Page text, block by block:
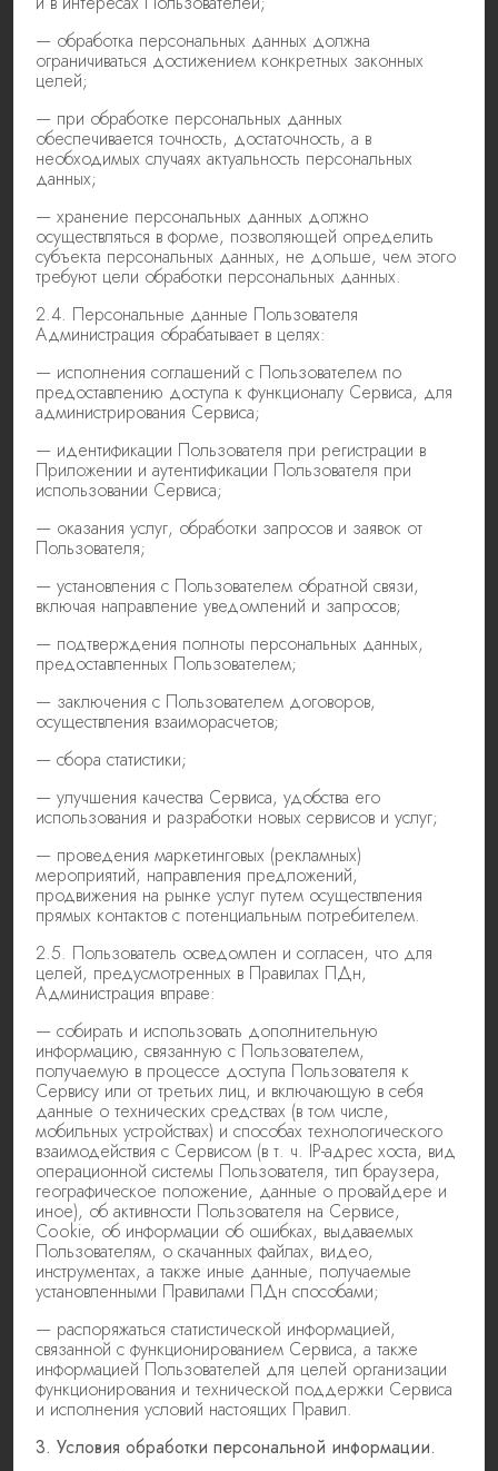
— обработка персональных данных должна
ограничиваться достижением конкретных законных
целей;
— при обработке персональных данных
обеспечивается точность, достаточность, а в
необходимых случаях актуальность персональных
данных;
— хранение персональных данных должно
осуществляться в форме, позволяющей определить
субъекта персональных данных, не дольше, чем этого
требуют цели обработки персональных данных.
2.4. Персональные данные Пользователя
Администрация обрабатывает в целях:
— исполнения соглашений с Пользователем по
предоставлению доступа к функционалу Сервиса, для
администрирования Сервиса;
— идентификации Пользователя при регистрации в
Приложении и аутентификации Пользователя при
использовании Сервиса;
— оказания услуг, обработки запросов и заявок от
Пользователя;
— установления с Пользователем обратной связи,
включая направление уведомлений и запросов;
— подтверждения полноты персональных данных,
предоставленных Пользователем;
— заключения с Пользователем договоров,
осуществления взаиморасчетов;
— сбора статистики;
— улучшения качества Сервиса, удобства его
использования и разработки новых сервисов и услуг;
— проведения маркетинговых (рекламных)
мероприятий, направления предложений,
продвижения на рынке услуг путем осуществления
прямых контактов с потенциальным потребителем.
2.5. Пользователь осведомлен и согласен, что для
целей, предусмотренных в Правилах ПДн,
Администрация вправе:
— собирать и использовать дополнительную
информацию, связанную с Пользователем,
получаемую в процессе доступа Пользователя к
Сервису или от третьих лиц, и включающую в себя
данные о технических средствах (в том числе,
мобильных устройствах) и способах технологического
взаимодействия с Сервисом (в т. ч. IP-адрес хоста, вид
операционной системы Пользователя, тип браузера,
географическое положение, данные о провайдере и
иное), об активности Пользователя на Сервисе,
Cookie, об информации об ошибках, выдаваемых
Пользователям, о скачанных файлах, видео,
инструментах, а также иные данные, получаемые
установленными Правилами ПДн способами;
— распоряжаться статистической информацией,
связанной с функционированием Сервиса, а также
информацией Пользователей для целей организации
функционирования и технической поддержки Сервиса
и исполнения условий настоящих Правил.
3. Условия обработки персональной информации.